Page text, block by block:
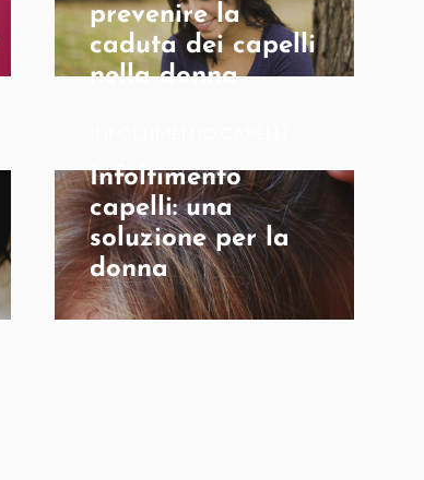
prevenire la
caduta dei capelli
nella donna
Infoltimento
capelli: una
soluzione per la
donna